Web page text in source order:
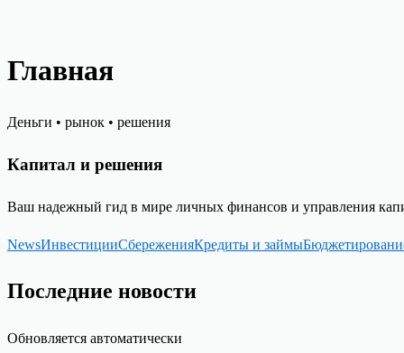
Главная
Деньги • рынок • решения
Капитал и решения
Ваш надежный гид в мире личных финансов и управления
NewsИнвестицииСбереженияКредиты и займы
Последние новости
Обновляется автоматически